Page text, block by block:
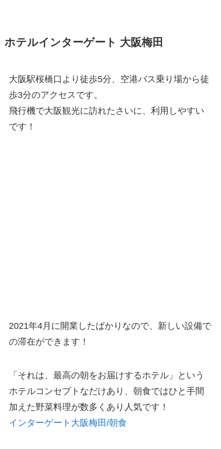
ホテルインターゲート 大阪梅田
大阪駅桜橋口より徒歩5分、空港バス乗り場から徒
歩3分のアクセスです。
飛行機で大阪観光に訪れたさいに、利用しやすい
です！
2021年4月に開業したばかりなので、新しい設備で
の滞在ができます！
「それは、最高の朝をお届けするホテル」という
ホテルコンセプトなだけあり、朝食ではひと手間
加えた野菜料理が数多くあり人気です！
インターゲート大阪梅田/朝食